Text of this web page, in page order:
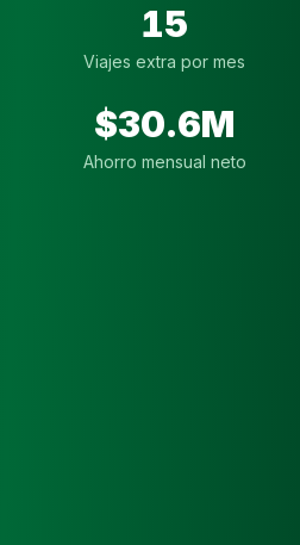
15
Viajes extra por mes
$30.6M
Ahorro mensual neto